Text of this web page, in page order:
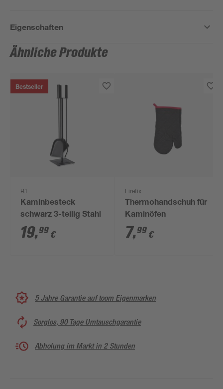
Eigenschaften
Ähnliche Produkte
Bestseller
B1
Kaminbesteck
schwarz 3-teilig Stahl
19,99 €
Firefix
Thermohandschuh für
Kaminöfen
7,99 €
5 Jahre Garantie auf toom Eigenmarken
Sorglos, 90 Tage Umtauschgarantie
Abholung im Markt in 2 Stunden